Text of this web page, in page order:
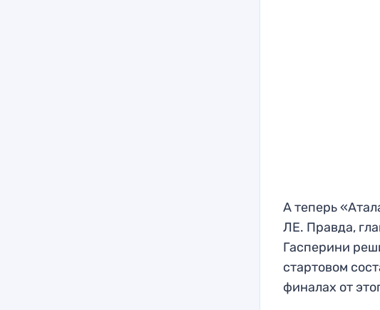
А теперь
ЛЕ. Правда,
Гасперини
стартовом
финалах от